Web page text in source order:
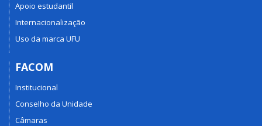
Apoio estudantil
Internacionalização
Uso da marca UFU
FACOM
Institucional
Conselho da Unidade
Câmaras